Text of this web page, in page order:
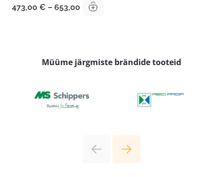
473,00 € – 653,00 € Hinnavahemik:
Müüme järgmiste brändide tooteid